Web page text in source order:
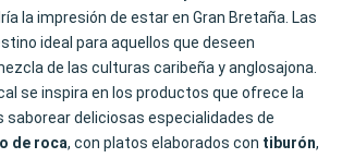
la impresión de estar en Gran Bretaña. Las
ideal para aquellos que deseen
de las culturas caribeña y anglosajona.
se inspira en los productos que ofrece la
saborear deliciosas especialidades de
de roca, con platos elaborados con tiburón,